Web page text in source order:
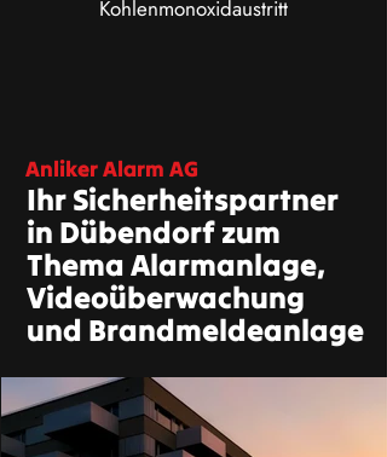
Kohlenmonoxidaustritt
Anliker Alarm AG
Ihr Sicherheitspartner
in Dübendorf zum
Thema Alarmanlage,
Videoüberwachung
und Brandmeldeanlage